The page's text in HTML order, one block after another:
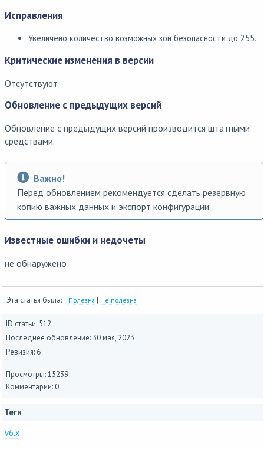
Исправления
Увеличено количество возможных зон безопасности до 255.
Критические изменения в версии
Отсутствуют
Обновление с предыдущих версий
Обновление с предыдущих версий производится штатными
средствами.
Важно!
Перед обновлением рекомендуется сделать резервную
копию важных данных и экспорт конфигурации
Известные ошибки и недочеты
не обнаружено
Эта статья была: Полезна | Не полезна
ID статьи: 512
Последнее обновление: 30 мая, 2023
Ревизия: 6
Просмотры: 15239
Комментарии: 0
Теги
v6.x